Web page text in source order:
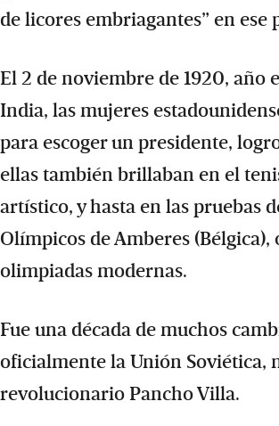
de licores embriagantes” en ese
El 2 de noviembre de 1920, año
India, las mujeres
para escoger un presidente,
ellas también brillaban en el
artístico, y hasta en las pruebas
Olímpicos de Amberes
olimpiadas modernas.
Fue una década de muchos
oficialmente la Unión Soviética,
revolucionario Pancho Villa.